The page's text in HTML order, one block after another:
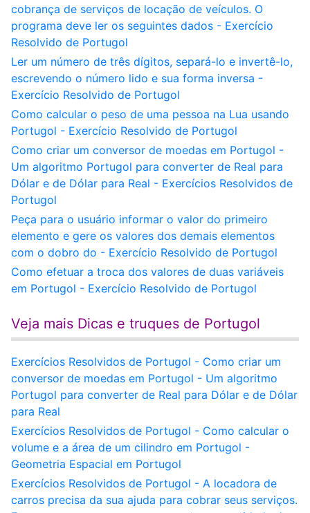
cobrança de serviços de locação de veículos. O
programa deve ler os seguintes dados - Exercício
Resolvido de Portugol
Ler um número de três dígitos, separá-lo e invertê-lo,
escrevendo o número lido e sua forma inversa -
Exercício Resolvido de Portugol
Como calcular o peso de uma pessoa na Lua usando
Portugol - Exercício Resolvido de Portugol
Como criar um conversor de moedas em Portugol -
Um algoritmo Portugol para converter de Real para
Dólar e de Dólar para Real - Exercícios Resolvidos de
Portugol
Peça para o usuário informar o valor do primeiro
elemento e gere os valores dos demais elementos
com o dobro do - Exercício Resolvido de Portugol
Como efetuar a troca dos valores de duas variáveis
em Portugol - Exercício Resolvido de Portugol
Veja mais Dicas e truques de Portugol
Exercícios Resolvidos de Portugol - Como criar um
conversor de moedas em Portugol - Um algoritmo
Portugol para converter de Real para Dólar e de Dólar
para Real
Exercícios Resolvidos de Portugol - Como calcular o
volume e a área de um cilindro em Portugol -
Geometria Espacial em Portugol
Exercícios Resolvidos de Portugol - A locadora de
carros precisa da sua ajuda para cobrar seus serviços.